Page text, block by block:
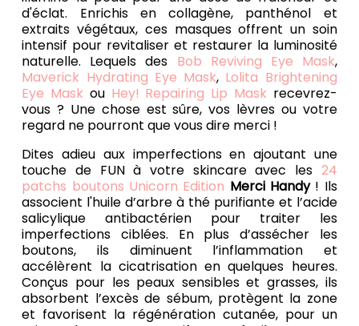
d'éclat. Enrichis en collagène, panthénol et
extraits végétaux, ces masques offrent un soin
intensif pour revitaliser et restaurer la luminosité
naturelle. Lequels des Bob Reviving Eye Mask,
Maverick Hydrating Eye Mask, Lolita Brightening
Eye Mask ou Hey! Repairing Lip Mask recevrez-
vous ? Une chose est sûre, vos lèvres ou votre
regard ne pourront que vous dire merci !
Dites adieu aux imperfections en ajoutant une
touche de FUN à votre skincare avec les 24
patchs boutons Unicorn Edition Merci Handy! Ils
associent l'huile d’arbre à thé purifiante et l’acide
salicylique antibactérien pour traiter les
imperfections ciblées. En plus d’assécher les
boutons, ils diminuent l’inflammation et
accélèrent la cicatrisation en quelques heures.
Conçus pour les peaux sensibles et grasses, ils
absorbent l’excès de sébum, protègent la zone
et favorisent la régénération cutanée, pour un